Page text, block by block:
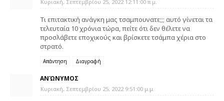
Κυριακή, Σεπτεμβρίου 25, 2022 12:11:00 π.μ.
Τι επιτακτική ανάγκη μας τσαμπουνατε;;; αυτό γίνεται τα
τελευταία 10 χρόνια τώρα, πείτε ότι δεν θέλετε να
προσλάβετε εποχικούς και βρίσκετε τσάμπα χέρια στο
στρατό.
Απάντηση Διαγραφή
ΑΝΏΝΥΜΟΣ
Κυριακή, Σεπτεμβρίου 25, 2022 9:51:00 μ.μ.